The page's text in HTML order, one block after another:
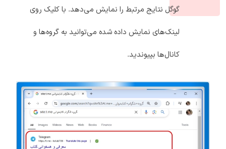
گوگل نتایج مرتبط را نمایش می‌دهد. با کلیک روی
لینک‌های نمایش داده شده می‌توانید به گروه‌ها و
کانال‌ها بپیوندید.